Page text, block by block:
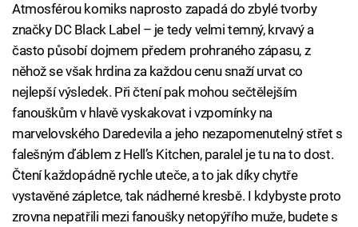
Atmosférou komiks naprosto zapadá do zbylé tvorby
značky DC Black Label – je tedy velmi temný, krvavý a
často působí dojmem předem prohraného zápasu, z
něhož se však hrdina za každou cenu snaží urvat co
nejlepší výsledek. Při čtení pak mohou sečtělejším
fanouškům v hlavě vyskakovat i vzpomínky na
marvelovského Daredevila a jeho nezapomenutelný střet s
falešným ďáblem z Hell’s Kitchen, paralel je tu na to dost.
Čtení každopádně rychle uteče, a to jak díky chytře
vystavěné zápletce, tak nádherné kresbě. I kdybyste proto
zrovna nepatřili mezi fanoušky netopýřího muže, budete s